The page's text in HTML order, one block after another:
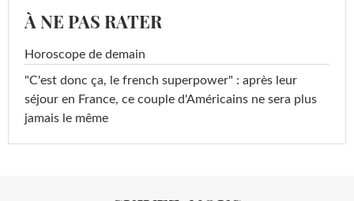
À NE PAS RATER
Horoscope de demain
"C'est donc ça, le french superpower" : après leur
séjour en France, ce couple d'Américains ne sera plus
jamais le même